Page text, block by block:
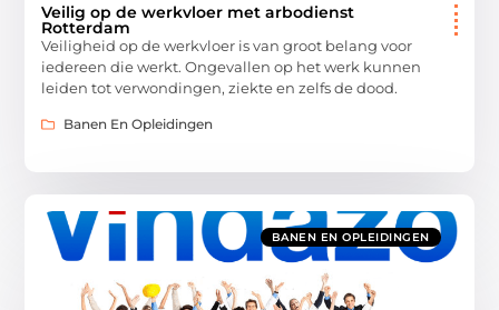
Veilig op de werkvloer met arbodienst
Rotterdam
Veiligheid op de werkvloer is van groot belang voor
iedereen die werkt. Ongevallen op het werk kunnen
leiden tot verwondingen, ziekte en zelfs de dood.
Banen En Opleidingen
BANEN EN OPLEIDINGEN